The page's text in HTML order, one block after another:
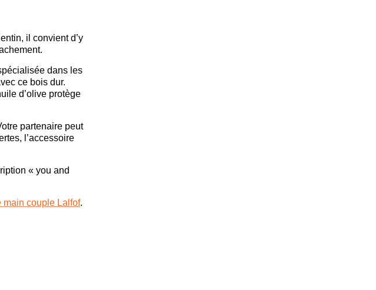
il convient d’y
dans les
ce bois dur.
d’olive protège
partenaire peut
l’accessoire
« you and
main couple Lalfof.